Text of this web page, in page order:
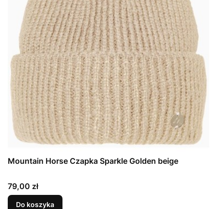
Mountain Horse Czapka Sparkle Golden beige
Cena
79,00 zł
Do koszyka